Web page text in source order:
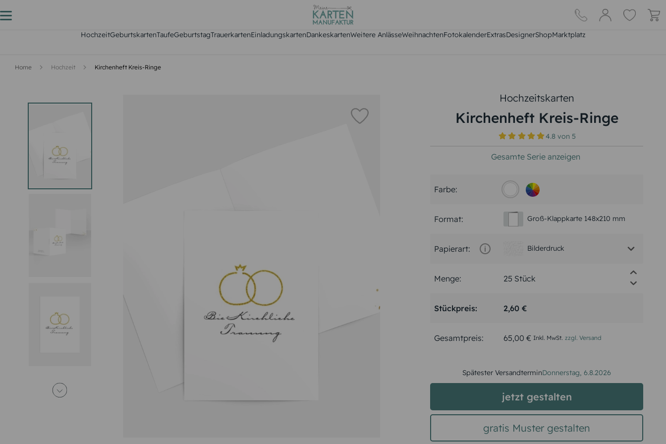
HochzeitGeburtskartenTaufeGeburtstagTrauerkartenEinladungskartenDankeskartenWeitere AnlässeWeihnachtenFotokalenderExtrasDesignerShopMarktplatz
Home Hochzeit Kirchenheft Kreis-Ringe
Hochzeitskarten
Kirchenheft Kreis-Ringe
4.8von 5
Gesamte Serie anzeigen
Farbe:
Format: Groß-Klappkarte 148x210 mm
Papierart: Bilderdruck
Menge:
Stückpreis: 2,60 €
Gesamtpreis: 65,00 € Inkl. MwSt. zzgl. Versand
Spätester VersandterminDonnerstag, 6.8.2026
jetzt gestalten
gratis Muster gestalten